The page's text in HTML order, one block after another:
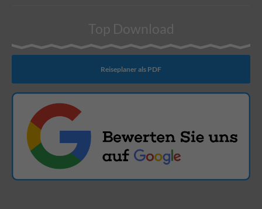
Top Download
Reiseplaner als PDF